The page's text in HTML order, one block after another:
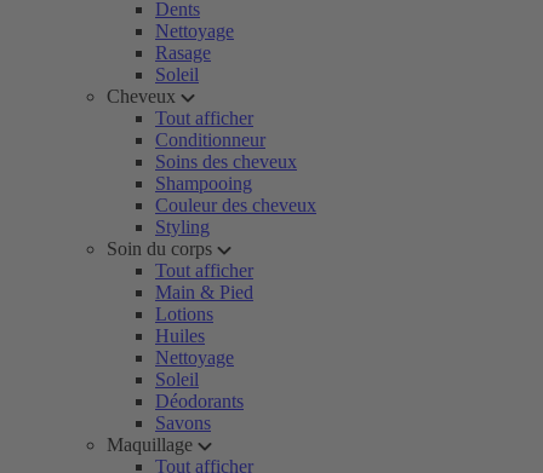
Dents
Nettoyage
Rasage
Soleil
Cheveux
Tout afficher
Conditionneur
Soins des cheveux
Shampooing
Couleur des cheveux
Styling
Soin du corps
Tout afficher
Main & Pied
Lotions
Huiles
Nettoyage
Soleil
Déodorants
Savons
Maquillage
Tout afficher